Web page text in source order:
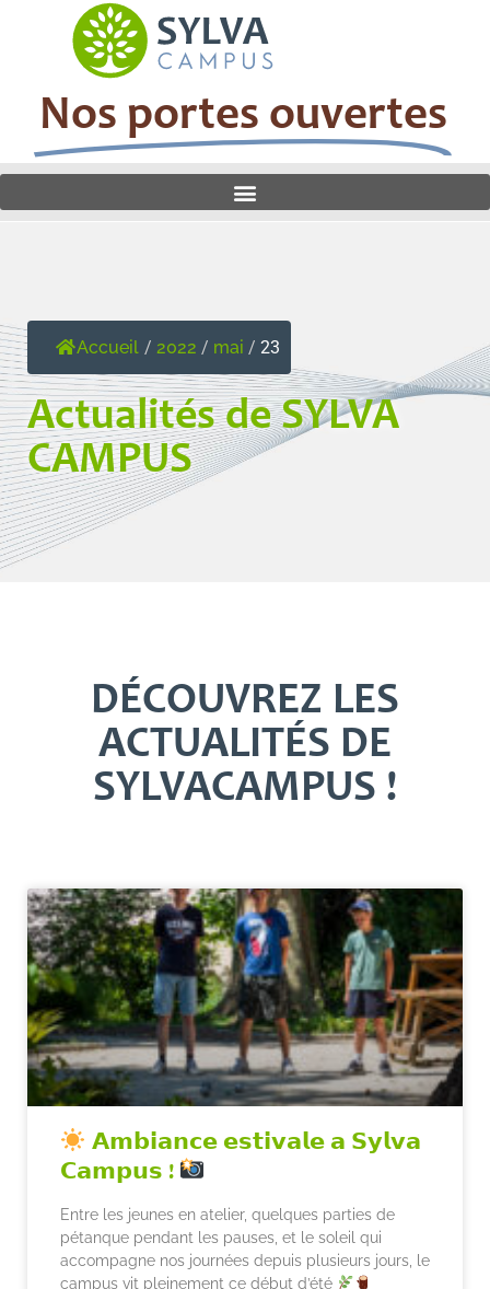
Nos portes ouvertes
Accueil / 2022 / mai / 23
Actualités de SYLVA
CAMPUS
DÉCOUVREZ LES
ACTUALITÉS DE
SYLVACAMPUS !
𝗔𝗺𝗯𝗶𝗮𝗻𝗰𝗲 𝗲𝘀𝘁𝗶𝘃𝗮𝗹𝗲 𝗮 𝗦𝘆𝗹𝘃𝗮
𝗖𝗮𝗺𝗽𝘂𝘀 !
Entre les jeunes en atelier, quelques parties de
pétanque pendant les pauses, et le soleil qui
accompagne nos journées depuis plusieurs jours, le
campus vit pleinement ce début d’été